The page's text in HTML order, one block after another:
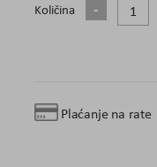
Količina
Plaćanje na rate